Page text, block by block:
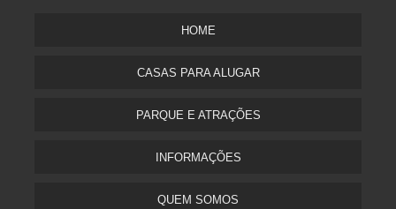
HOME
CASAS PARA ALUGAR
PARQUE E ATRAÇÕES
INFORMAÇÕES
QUEM SOMOS